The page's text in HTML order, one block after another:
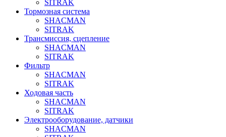
SITRAK
Тормозная система
SHACMAN
SITRAK
Трансмиссия, сцепление
SHACMAN
SITRAK
Фильтр
SHACMAN
SITRAK
Ходовая часть
SHACMAN
SITRAK
Электрооборудование, датчики
SHACMAN